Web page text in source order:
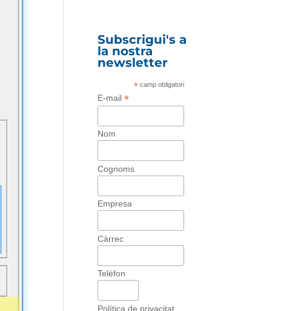
Subscrigui's a
la nostra
newsletter
*camp obligatori
E-mail *
Nom
Cognoms
Empresa
Càrrec
Telèfon
Política de privacitat